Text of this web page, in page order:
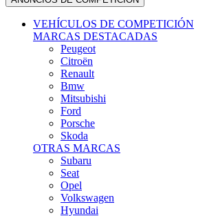
VEHÍCULOS DE COMPETICIÓN
MARCAS DESTACADAS
Peugeot
Citroën
Renault
Bmw
Mitsubishi
Ford
Porsche
Skoda
OTRAS MARCAS
Subaru
Seat
Opel
Volkswagen
Hyundai
Fiat, Alfa Romeo, Lancia, Jeep